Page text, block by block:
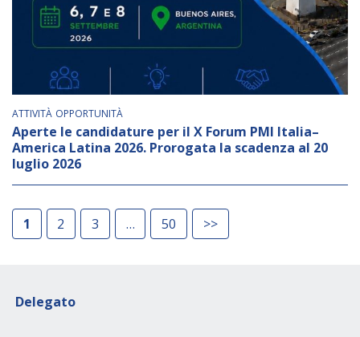
ATTIVITÀ OPPORTUNITÀ
Aperte le candidature per il X Forum PMI Italia–
America Latina 2026. Prorogata la scadenza al 20
luglio 2026
1 2 3 50 >>
Delegato